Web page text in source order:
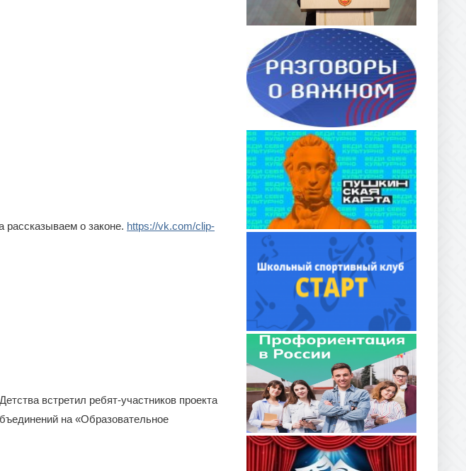
рассказываем о законе. https://vk.com/clip-
встретил ребят-участников проекта
на «Образовательное